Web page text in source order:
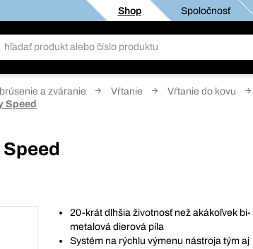
Shop Spoločnosť
a zváranie Vŕtanie Vŕtanie do kovu
Speed
20-krát dlhšia životnosť než akákoľvek bi-
metalová dierová píla
Systém na rýchlu výmenu nástroja tým aj